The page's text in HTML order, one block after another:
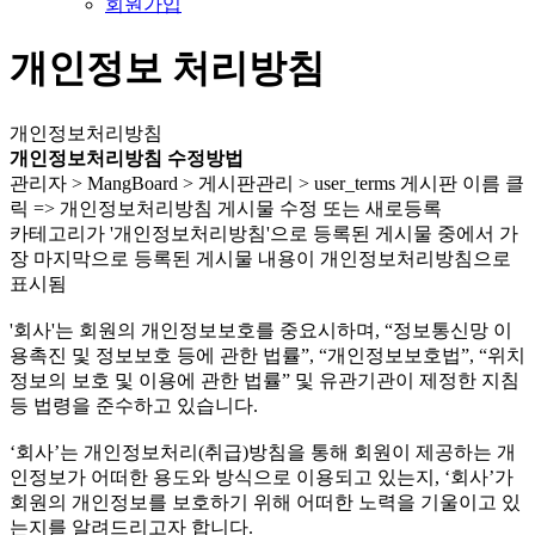
회원가입
개인정보 처리방침
개인정보처리방침
개인정보처리방침 수정방법
관리자 > MangBoard > 게시판관리 > user_terms 게시판 이름 클
릭 => 개인정보처리방침 게시물 수정 또는 새로등록
카테고리가 '개인정보처리방침'으로 등록된 게시물 중에서 가
장 마지막으로 등록된 게시물 내용이 개인정보처리방침으로
표시됨
'회사'는 회원의 개인정보보호를 중요시하며, “정보통신망 이
용촉진 및 정보보호 등에 관한 법률”, “개인정보보호법”, “위치
정보의 보호 및 이용에 관한 법률” 및 유관기관이 제정한 지침
등 법령을 준수하고 있습니다.
‘회사’는 개인정보처리(취급)방침을 통해 회원이 제공하는 개
인정보가 어떠한 용도와 방식으로 이용되고 있는지, ‘회사’가
회원의 개인정보를 보호하기 위해 어떠한 노력을 기울이고 있
는지를 알려드리고자 합니다.